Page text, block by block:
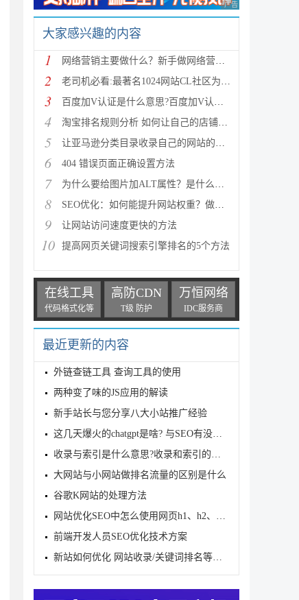
广告 商业广告，理性
大家感兴趣的内容
1 网络营销主要做什么？新手做网络营销如何开始？
2 老司机必看:最著名1024网站CL社区为什么封不掉
3 百度加V认证是什么意思?百度加V认证需要什么条件?
4 淘宝排名规则分析 如何让自己的店铺排名和宝贝排名更
5 让亚马逊分类目录收录自己的网站的方法
6 404 错误页面正确设置方法
7 为什么要给图片加ALT属性？是什么意思有什么好处
8 SEO优化：如何能提升网站权重？做好4点让你的网站权重
9 让网站访问速度更快的方法
10 提高网页关键词搜索引擎排名的5个方法
在线工具
代码格式化等
高防CDN
T级 防护
万恒网络
IDC服务商
最近更新的内容
外链查链工具 查询工具的使用
两种变了味的JS应用的解读
新手站长与您分享八大小站推广经验
这几天爆火的chatgpt是啥? 与SEO有没有关系? 速看
收录与索引是什么意思?收录和索引的区别是什么?
大网站与小网站做排名流量的区别是什么
谷歌K网站的处理方法
网站优化SEO中怎么使用网页h1、h2、h3和strong标签
前端开发人员SEO优化技术方案
新站如何优化 网站收录/关键词排名等问题解答